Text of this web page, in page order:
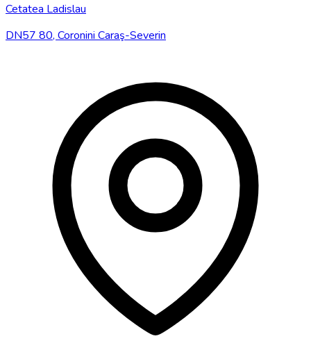
Cetatea Ladislau
DN57 80, Coronini Caraş-Severin